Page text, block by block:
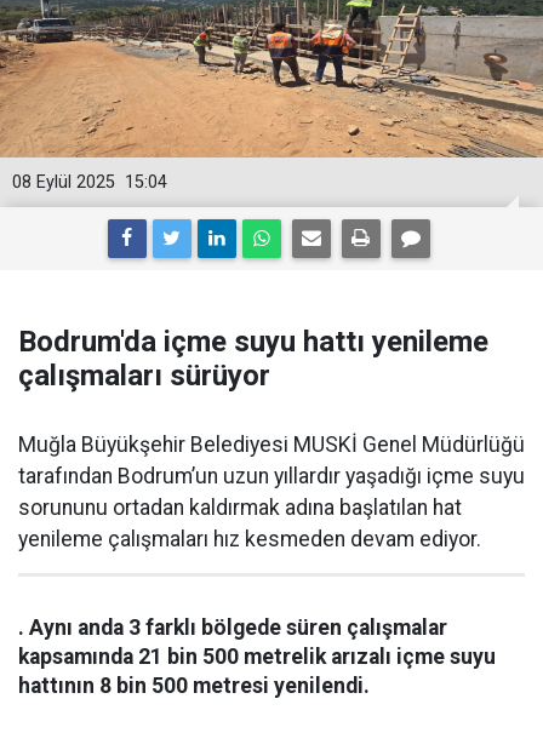
15:04
08 Eylül 2025
Bodrum'da içme suyu hattı yenileme
çalışmaları sürüyor
Muğla Büyükşehir Belediyesi MUSKİ Genel Müdürlüğü
tarafından Bodrum’un uzun yıllardır yaşadığı içme suyu
sorununu ortadan kaldırmak adına başlatılan hat
yenileme çalışmaları hız kesmeden devam ediyor.
. Aynı anda 3 farklı bölgede süren çalışmalar
kapsamında 21 bin 500 metrelik arızalı içme suyu
hattının 8 bin 500 metresi yenilendi.